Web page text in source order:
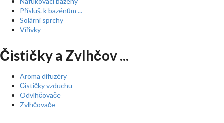
Přísluš. k bazénům ...
Solární sprchy
Vířivky
Čističky a Zvlhčov ...
Aroma difuzéry
Čističky vzduchu
Odvlhčovače
Zvlhčovače